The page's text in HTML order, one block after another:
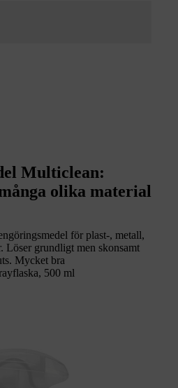
Multiclean:
olika material
för plast-, metall,
Löser grundligt men skonsamt
Mycket bra
500 ml